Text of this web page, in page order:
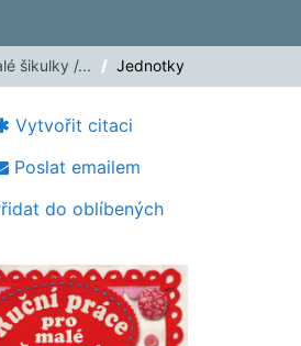
šikulky /... Jednotky
Vytvořit citaci
Poslat emailem
do oblíbených